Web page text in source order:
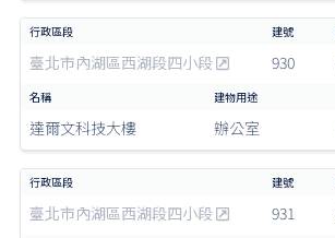
臺北市內湖區西湖段四小段 930
達爾文科技大樓 辦公室
臺北市內湖區西湖段四小段 931